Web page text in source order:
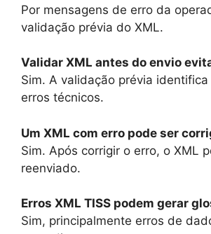
Por mensagens de erro da
validação prévia do XML.
Validar XML antes do envio
Sim. A validação prévia
erros técnicos.
Um XML com erro pode ser
Sim. Após corrigir o erro, o XML
reenviado.
Erros XML TISS podem gerar
Sim, principalmente erros de